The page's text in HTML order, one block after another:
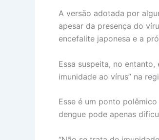
A versão adotada por
apesar da presença do
encefalite japonesa e a
Essa suspeita, no
imunidade ao vírus” na
Esse é um ponto
dengue pode apenas